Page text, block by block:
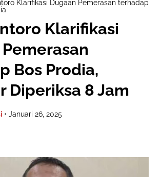
Klarifikasi Dugaan Pemerasan terhadap
Klarifikasi
Bos Prodia,
Diperiksa 8 Jam
• Januari 26, 2025